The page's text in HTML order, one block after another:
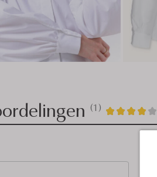
(1) 1
4
Sterren